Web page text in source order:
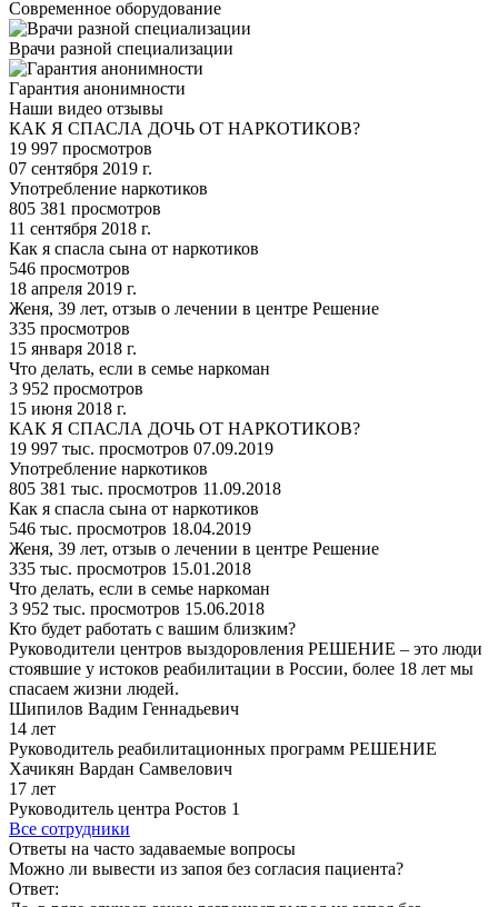
Современное оборудование
Врачи разной специализации
Гарантия анонимности
Наши видео отзывы
КАК Я СПАСЛА ДОЧЬ ОТ НАРКОТИКОВ?
19 997 просмотров
07 сентября 2019 г.
Употребление наркотиков
805 381 просмотров
11 сентября 2018 г.
Как я спасла сына от наркотиков
546 просмотров
18 апреля 2019 г.
Женя, 39 лет, отзыв о лечении в центре Решение
335 просмотров
15 января 2018 г.
Что делать, если в семье наркоман
3 952 просмотров
15 июня 2018 г.
КАК Я СПАСЛА ДОЧЬ ОТ НАРКОТИКОВ?
19 997 тыс. просмотров 07.09.2019
Употребление наркотиков
805 381 тыс. просмотров 11.09.2018
Как я спасла сына от наркотиков
546 тыс. просмотров 18.04.2019
Женя, 39 лет, отзыв о лечении в центре Решение
335 тыс. просмотров 15.01.2018
Что делать, если в семье наркоман
3 952 тыс. просмотров 15.06.2018
Кто будет работать с вашим близким?
Руководители центров выздоровления РЕШЕНИЕ – это люди
стоявшие у истоков реабилитации в России, более 18 лет мы
спасаем жизни людей.
Шипилов Вадим Геннадьевич
14 лет
Руководитель реабилитационных программ РЕШЕНИЕ
Хачикян Вардан Самвелович
17 лет
Руководитель центра Ростов 1
Все сотрудники
Ответы на часто задаваемые вопросы
Можно ли вывести из запоя без согласия пациента?
Ответ: